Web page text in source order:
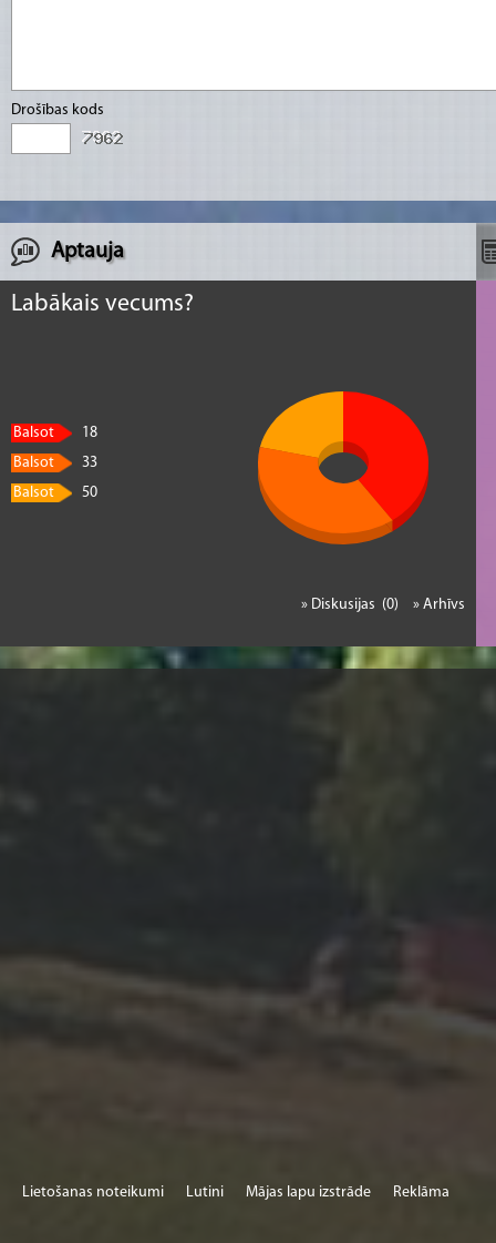
Drošības kods
Aptauja
Labākais vecums?
Balsot
18
Balsot
33
Balsot
50
» Arhīvs
» Diskusijas (0)
Lietošanas noteikumi Lutini Mājas lapu izstrāde Reklāma